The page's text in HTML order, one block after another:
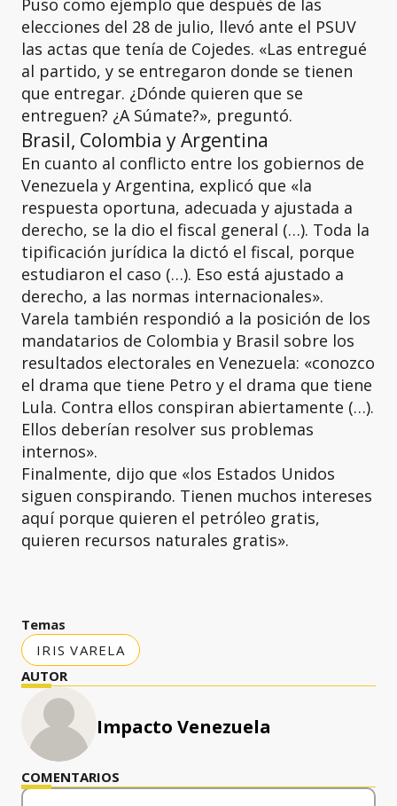
Puso como ejemplo que después de las
elecciones del 28 de julio, llevó ante el PSUV
las actas que tenía de Cojedes. «Las entregué
al partido, y se entregaron donde se tienen
que entregar. ¿Dónde quieren que se
entreguen? ¿A Súmate?», preguntó.
Brasil, Colombia y Argentina
En cuanto al conflicto entre los gobiernos de
Venezuela y Argentina, explicó que «la
respuesta oportuna, adecuada y ajustada a
derecho, se la dio el fiscal general (…). Toda la
tipificación jurídica la dictó el fiscal, porque
estudiaron el caso (…). Eso está ajustado a
derecho, a las normas internacionales».
Varela también respondió a la posición de los
mandatarios de Colombia y Brasil sobre los
resultados electorales en Venezuela: «conozco
el drama que tiene Petro y el drama que tiene
Lula. Contra ellos conspiran abiertamente (…).
Ellos deberían resolver sus problemas
internos».
Finalmente, dijo que «los Estados Unidos
siguen conspirando. Tienen muchos intereses
aquí porque quieren el petróleo gratis,
quieren recursos naturales gratis».
Temas
IRIS VARELA
AUTOR
Impacto Venezuela
COMENTARIOS